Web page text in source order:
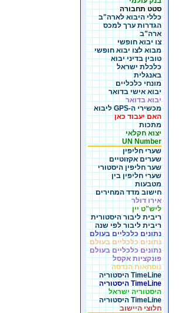
סטט תחבורה
כללי היבוא לארה"ב
הגדרות ערך למכס
ארה"ב
צו יבוא חופשי
מבוא לצו יבוא חופשי
טובין בדיני יבוא
כלכלת ישראל
באנגלית
מונחי כלכליים
יבוא אישי בדואר
יבוא בדואר
מכשירי ה-GPS ליבוא
האם יעבוד כאן
מתכות
יצוא חקלאי
UN Number
שערי חליפין
שערים אקזוטיים
שער חליפין היסטורי
שערי חליפין בין
מטבעות
חישוב מדד המחירים
אירו דולר
ליש"ט יין
ריבית ליבור היסטורית
ריבית ליבור לפי שנה
נתונים כלכליים בעולם
נתונים כלכליים בעולם
נתונים כלכליים בעולם
פונקציות אקסל
נוסחאות הנדסה
TimeLine היסטוריה
TimeLine היסטוריה
היסטוריה ישראל
TimeLine היסטוריה
חלוצי היישוב